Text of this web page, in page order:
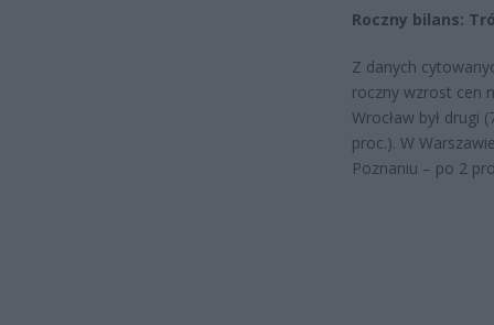
Roczny bilans:
Z danych
roczny wzrost cen
Wrocław był drugi
proc.). W
Poznaniu – po 2